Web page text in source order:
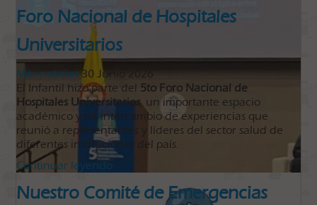
Foro Nacional de Hospitales
Universitarios
Más noticias 30 Junio 2026
El Infantil hizo parte del 5to Foro Nacional de
Hospitales Universitarios, un importante espacio
académico y de intercambio de experiencias que
reunió a representantes y líderes del sector salud de
diferentes instituciones del país.
Continuar leyendo
Nuestro Comité de Emergencias